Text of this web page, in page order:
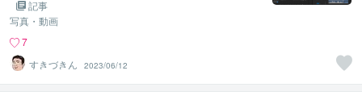
記事
写真・動画
7
すきづきん
2023/06/12